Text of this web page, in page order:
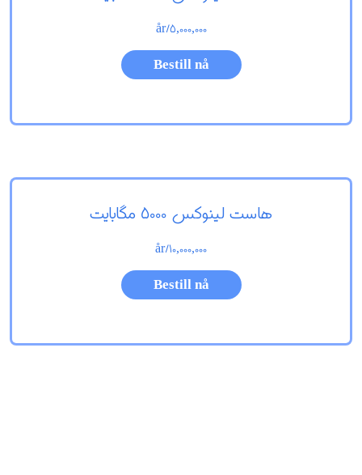
5,000,000
/år
Bestill nå
هاست لینوکس 5000 مگابایت
10,000,000
/år
Bestill nå